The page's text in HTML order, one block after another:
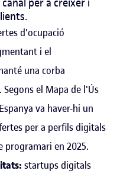
per a créixer i
d'ocupació
i el
una corba
el Mapa de l'Ús
va haver-hi un
per a perfils digitals
programari en 2025.
startups digitals